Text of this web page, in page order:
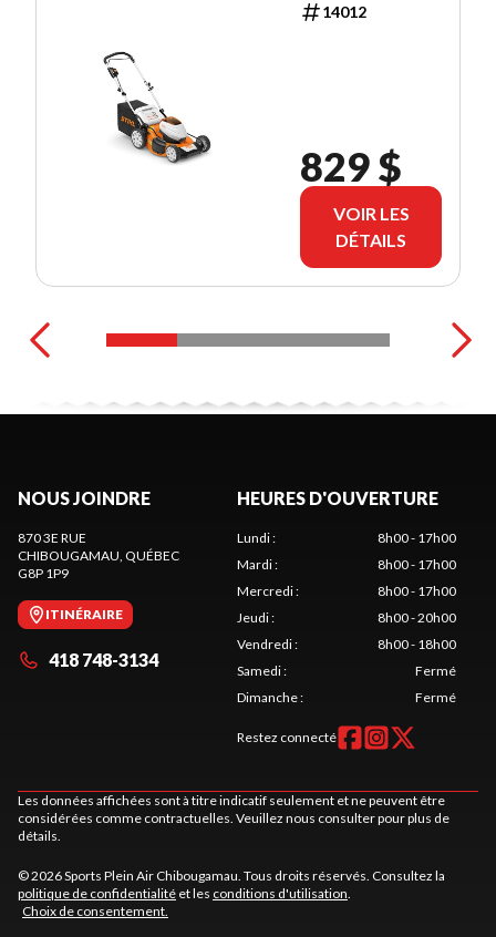
14012
829 $
VOIR LES
DÉTAILS
NOUS JOINDRE
870 3E RUE
CHIBOUGAMAU , QUÉBEC
G8P 1P9
ITINÉRAIRE
418 748-3134
HEURES D'OUVERTURE
Lundi:
8h00 - 17h00
Mardi:
8h00 - 17h00
Mercredi:
8h00 - 17h00
Jeudi:
8h00 - 20h00
Vendredi:
8h00 - 18h00
Samedi:
Fermé
Dimanche: Fermé
Restez connecté
Les données affichées sont à titre indicatif seulement et ne peuvent être
considérées comme contractuelles. Veuillez nous consulter pour plus de
détails.
© 2026 Sports Plein Air Chibougamau. Tous droits réservés. Consultez la
politique de confidentialité et les conditions d'utilisation
Choix de consentement.